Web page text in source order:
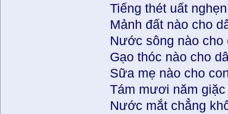
Tiếng thét uất
Mảnh đất nào cho
Nước sông nào cho
Gạo thóc nào cho
Sữa mẹ nào cho
Tám mươi năm
Nước mắt chẳng